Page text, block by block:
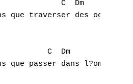
C  Dm
que traverser des océans
C  Dm
que passer dans l?ombre
H
J